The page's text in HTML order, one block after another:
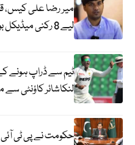
میر رضا علی کیس،
لیے 8 رکنی میڈیکل بورڈ تشکیل دے دیا گیا
ٹیم سے ڈراپ ہونے
لنکاشائر کاؤنٹی سے
حکومت نے پی ٹی